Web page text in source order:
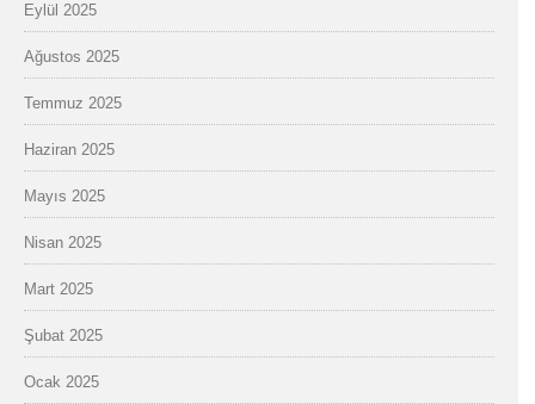
Eylül 2025
Ağustos 2025
Temmuz 2025
Haziran 2025
Mayıs 2025
Nisan 2025
Mart 2025
Şubat 2025
Ocak 2025